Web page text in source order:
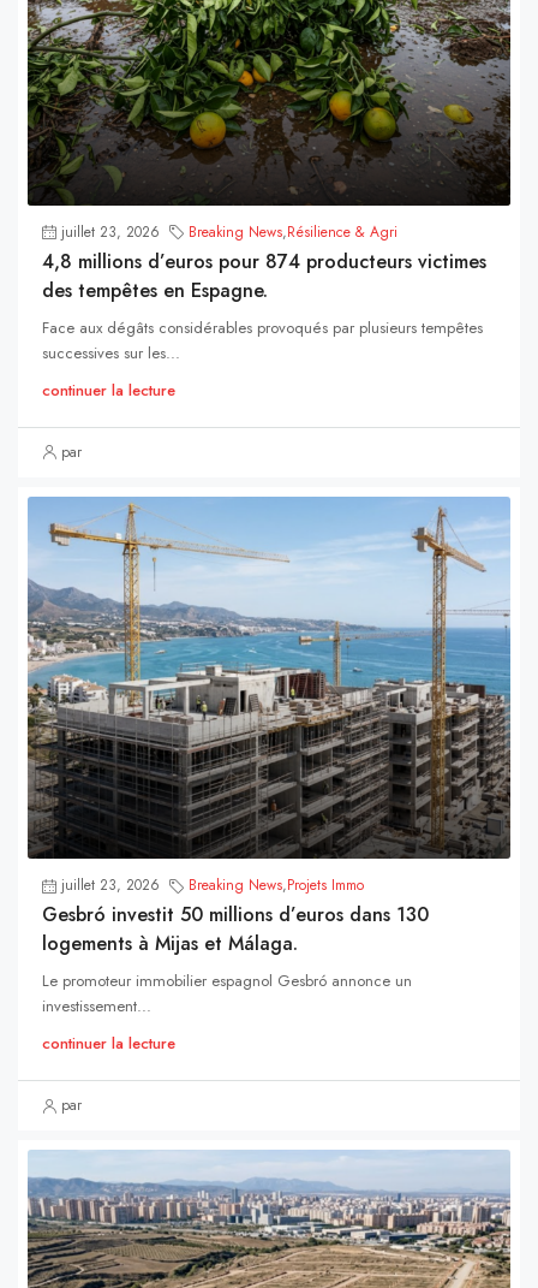
juillet 23, 2026 Breaking News,Résilience & Agri
4,8 millions d’euros pour 874 producteurs victimes
des tempêtes en Espagne.
Face aux dégâts considérables provoqués par plusieurs tempêtes
successives sur les...
continuer la lecture
par
juillet 23, 2026 Breaking News,Projets Immo
Gesbró investit 50 millions d’euros dans 130
logements à Mijas et Málaga.
Le promoteur immobilier espagnol Gesbró annonce un
investissement...
continuer la lecture
par